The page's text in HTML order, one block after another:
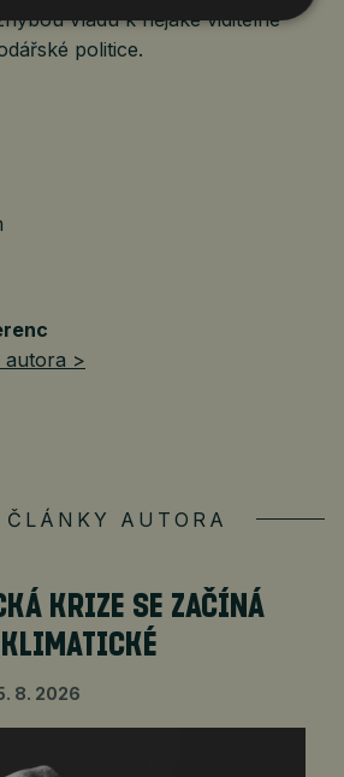
vládu k nějaké viditelné
politice.
autora >
AUTORA
KRIZE SE ZAČÍNÁ
KLIMATICKÉ
8. 2026